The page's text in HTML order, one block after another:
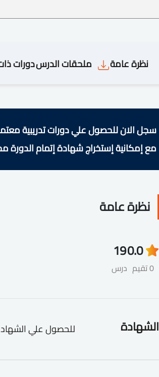
نظرة عامة ملحقات الدرسدورات
سجل الان للحصول علي دورات تدريبية
مع إمكانية إستخراج شهادة إتمام الدورة
نظرة عامة
0.0
0 تقيم
19
درس
الشهادة للحصول علي الشهادة